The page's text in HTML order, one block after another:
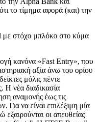
το τίμημα αφορά (και) την
με στόχο μπλόκο στο κύμα
κανόνα «Fast Entry», που
αξία άνω του ορίου
μόλις πέντε
Η νέα διαδικασία
αναμονής έως τις
Για να είναι επιλέξιμη μία
οι απευθείας